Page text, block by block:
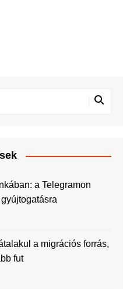
a Telegramon
a migrációs forrás,
fut